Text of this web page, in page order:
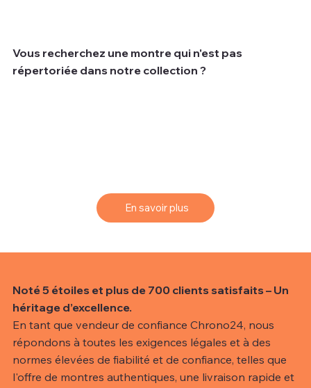
Vous recherchez une montre qui n'est pas
répertoriée dans notre collection ?
En savoir plus
Noté 5 étoiles et plus de 700 clients satisfaits – Un
héritage d’excellence.
En tant que vendeur de confiance Chrono24, nous
répondons à toutes les exigences légales et à des
normes élevées de fiabilité et de confiance, telles que
l'offre de montres authentiques, une livraison rapide et